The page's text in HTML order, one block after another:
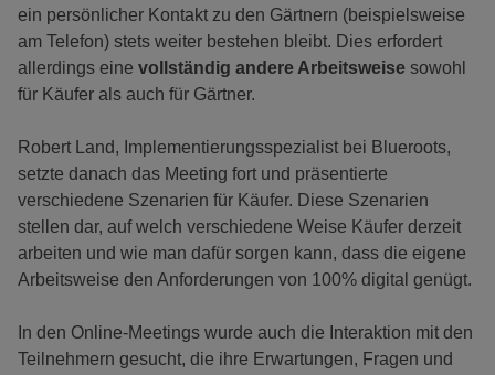
ein persönlicher Kontakt zu den Gärtnern (beispielsweise
am Telefon) stets weiter bestehen bleibt. Dies erfordert
allerdings eine vollständig andere Arbeitsweise sowohl
für Käufer als auch für Gärtner.
Robert Land, Implementierungsspezialist bei Blueroots,
setzte danach das Meeting fort und präsentierte
verschiedene Szenarien für Käufer. Diese Szenarien
stellen dar, auf welch verschiedene Weise Käufer derzeit
arbeiten und wie man dafür sorgen kann, dass die eigene
Arbeitsweise den Anforderungen von 100% digital genügt.
In den Online-Meetings wurde auch die Interaktion mit den
Teilnehmern gesucht, die ihre Erwartungen, Fragen und